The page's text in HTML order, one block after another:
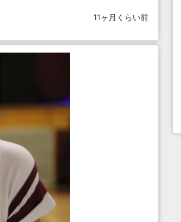
11ヶ月くらい前